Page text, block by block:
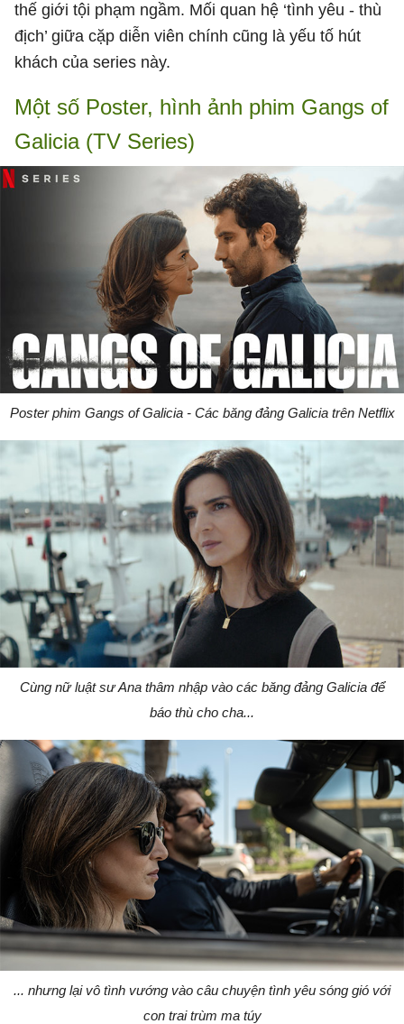
thế giới tội phạm ngầm. Mối quan hệ ‘tình yêu - thù
địch’ giữa cặp diễn viên chính cũng là yếu tố hút
khách của series này.
Một số Poster, hình ảnh phim Gangs of
Galicia (TV Series)
Poster phim Gangs of Galicia - Các băng đảng Galicia trên Netflix
Cùng nữ luật sư Ana thâm nhập vào các băng đảng Galicia để
báo thù cho cha...
... nhưng lại vô tình vướng vào câu chuyện tình yêu sóng gió với
con trai trùm ma túy